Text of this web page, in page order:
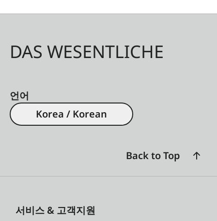
DAS WESENTLICHE
언어
Korea / Korean
Back to Top
서비스 & 고객지원